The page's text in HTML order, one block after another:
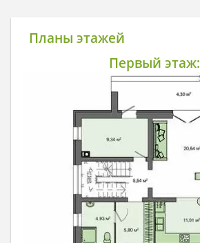
Планы этажей
Первый этаж: